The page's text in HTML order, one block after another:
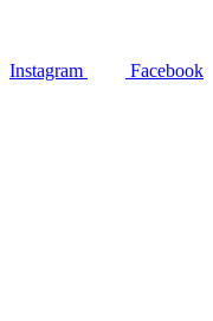
Instagram Facebook